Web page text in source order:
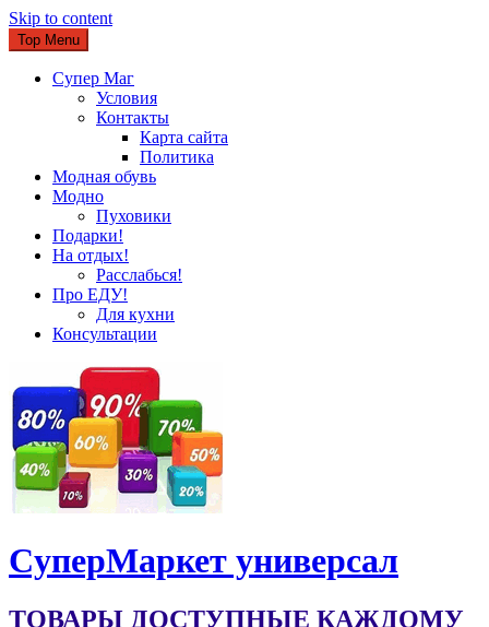
Skip to content
Top Menu
Супер Маг
Условия
Контакты
Карта сайта
Политика
Модная обувь
Модно
Пуховики
Подарки!
На отдых!
Расслабься!
Про ЕДУ!
Для кухни
Консультации
CуперМаркет универсал
ТОВАРЫ ДОСТУПНЫЕ КАЖДОМУ